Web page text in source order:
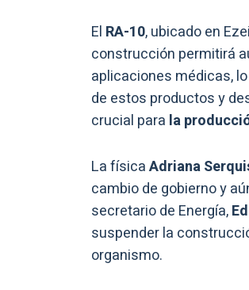
El RA-10, ubicado en
construcción permitirá
aplicaciones médicas,
de estos productos y
crucial para la
La físicaAdriana
cambio de gobierno y
secretario de Energía,
suspender la
organismo.